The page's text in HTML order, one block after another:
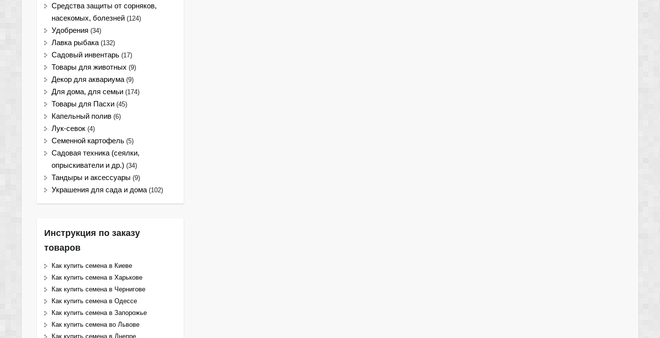
Средства защиты от сорняков,
насекомых, болезней (124)
Удобрения (34)
Лавка рыбака (132)
Садовый инвентарь (17)
Товары для животных (9)
Декор для аквариума (9)
Для дома, для семьи (174)
Товары для Пасхи (45)
Капельный полив (6)
Лук-севок (4)
Семенной картофель (5)
Садовая техника (сеялки,
опрыскиватели и др.) (34)
Тандыры и аксессуары (9)
Украшения для сада и дома (102)
Инструкция по заказу
товаров
Как купить семена в Киеве
Как купить семена в Харькове
Как купить семена в Чернигове
Как купить семена в Одессе
Как купить семена в Запорожье
Как купить семена во Львове
Как купить семена в Днепре